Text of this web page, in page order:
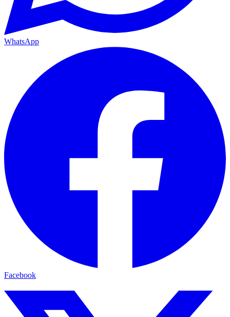
WhatsApp
Facebook